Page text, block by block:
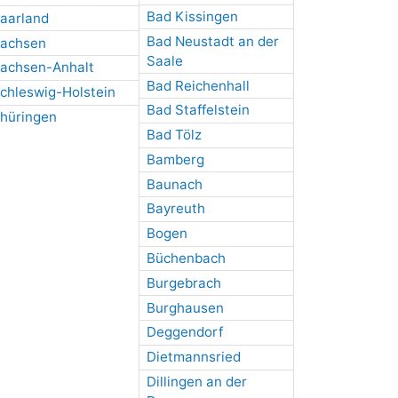
Anhalt
Holstein
Bad Kissingen
Bad Neustadt an der
Saale
Bad Reichenhall
Bad Staffelstein
Bad Tölz
Bamberg
Baunach
Bayreuth
Bogen
Büchenbach
Burgebrach
Burghausen
Deggendorf
Dietmannsried
Dillingen an der